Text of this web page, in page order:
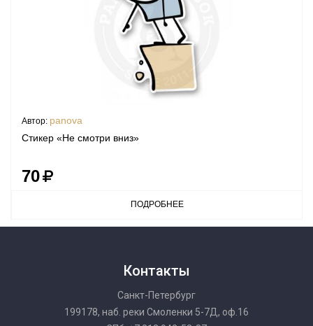
Автор: panova
Стикер «Не смотри вниз»
70
ПОДРОБНЕЕ
Контакты
Санкт-Петербург
199178, наб. реки Смоленки 5-7Д, оф.16